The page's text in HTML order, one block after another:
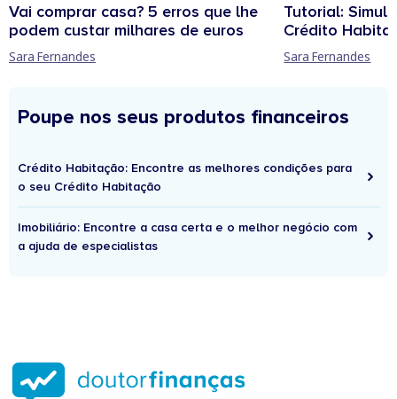
Vai comprar casa? 5 erros que lhe
podem custar milhares de euros
Sara Fernandes
Tutorial:
Crédito
Sara Fernandes
Poupe nos seus produtos financeiros
Crédito Habitação: Encontre as melhores condições para
o seu Crédito Habitação
Imobiliário: Encontre a casa certa e o melhor negócio com
a ajuda de especialistas